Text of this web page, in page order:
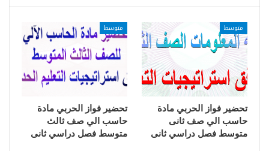
متوسط
تحضير فواز الحربي مادة
حاسب الي صف ثانى
متوسط فصل دراسي ثانى
متوسط
تحضير فواز الحربي مادة
حاسب الي صف ثالث
متوسط فصل دراسي ثانى